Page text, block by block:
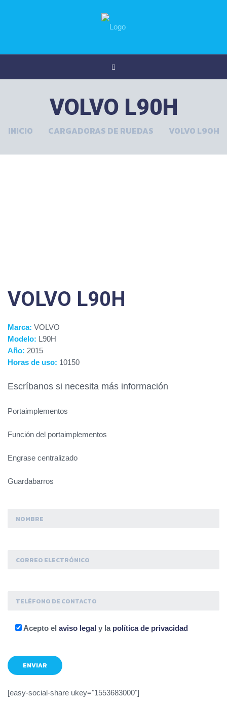
VOLVO L90H
INICIO CARGADORAS DE RUEDAS VOLVO L90H
VOLVO L90H
Marca: VOLVO
Modelo: L90H
Año: 2015
Horas de uso: 10150
Escríbanos si necesita más información
Portaimplementos
Función del portaimplementos
Engrase centralizado
Guardabarros
Acepto el aviso legal y la política de privacidad
[easy-social-share ukey="1553683000"]